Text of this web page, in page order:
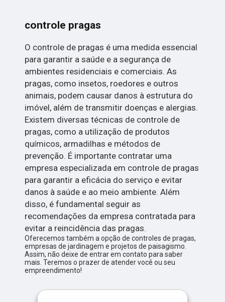
controle pragas
O controle de pragas é uma medida essencial
para garantir a saúde e a segurança de
ambientes residenciais e comerciais. As
pragas, como insetos, roedores e outros
animais, podem causar danos à estrutura do
imóvel, além de transmitir doenças e alergias.
Existem diversas técnicas de controle de
pragas, como a utilização de produtos
químicos, armadilhas e métodos de
prevenção. É importante contratar uma
empresa especializada em controle de pragas
para garantir a eficácia do serviço e evitar
danos à saúde e ao meio ambiente. Além
disso, é fundamental seguir as
recomendações da empresa contratada para
evitar a reincidência das pragas.
Oferecemos também a opção de controles de pragas,
empresas de jardinagem e projetos de paisagismo.
Assim, não deixe de entrar em contato para saber
mais. Teremos o prazer de atender você ou seu
empreendimento!